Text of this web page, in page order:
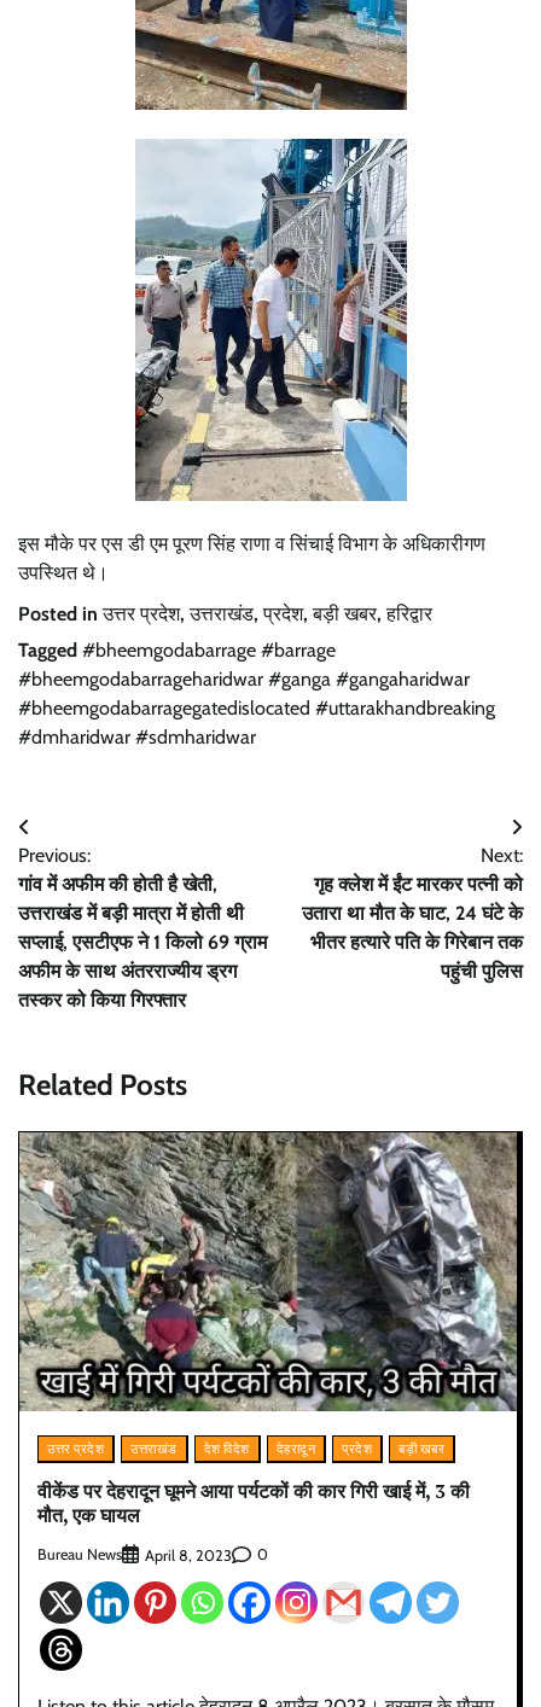
इस मौके पर एस डी एम पूरण सिंह राणा व सिंचाई विभाग के अधिकारीगण
उपस्थित थे।
Posted inउत्तर प्रदेश,उत्तराखंड,प्रदेश,बड़ी खबर,हरिद्वार
Tagged #bheemgodabarrage #barrage
#bheemgodabarrageharidwar #ganga #gangaharidwar
#bheemgodabarragegatedislocated #uttarakhandbreaking
#dmharidwar #sdmharidwar
Post
navigation
Previous:
गांव में अफीम की होती है खेती,
उत्तराखंड में बड़ी मात्रा में होती थी
सप्लाई, एसटीएफ ने 1 किलो 69 ग्राम
अफीम के साथ अंतरराज्यीय ड्रग
तस्कर को किया गिरफ्तार
Next:
गृह क्लेश में ईंट मारकर पत्नी को
उतारा था मौत के घाट, 24 घंटे के
भीतर हत्यारे पति के गिरेबान तक
पहुंची पुलिस
Related Posts
उत्तर प्रदेश उत्तराखंड देश विदेश देहरादून प्रदेश बड़ी खबर
वीकेंड पर देहरादून घूमने आया पर्यटकों की कार गिरी खाई में, 3 की
मौत, एक घायल
Bureau News April 8, 2023 0